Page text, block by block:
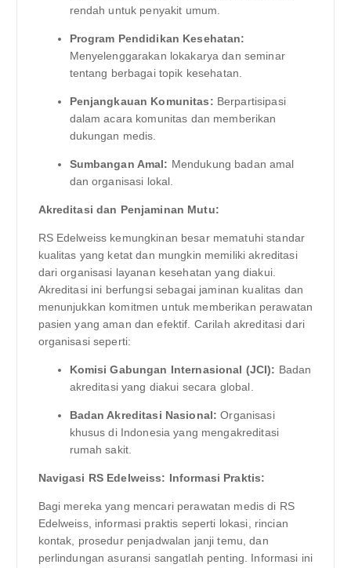
rendah untuk penyakit umum.
Program Pendidikan Kesehatan:
Menyelenggarakan lokakarya dan seminar
tentang berbagai topik kesehatan.
Penjangkauan Komunitas: Berpartisipasi
dalam acara komunitas dan memberikan
dukungan medis.
Sumbangan Amal: Mendukung badan amal
dan organisasi lokal.
Akreditasi dan Penjaminan Mutu:
RS Edelweiss kemungkinan besar mematuhi standar
kualitas yang ketat dan mungkin memiliki akreditasi
dari organisasi layanan kesehatan yang diakui.
Akreditasi ini berfungsi sebagai jaminan kualitas dan
menunjukkan komitmen untuk memberikan perawatan
pasien yang aman dan efektif. Carilah akreditasi dari
organisasi seperti:
Komisi Gabungan Internasional (JCI): Badan
akreditasi yang diakui secara global.
Badan Akreditasi Nasional: Organisasi
khusus di Indonesia yang mengakreditasi
rumah sakit.
Navigasi RS Edelweiss: Informasi Praktis:
Bagi mereka yang mencari perawatan medis di RS
Edelweiss, informasi praktis seperti lokasi, rincian
kontak, prosedur penjadwalan janji temu, dan
perlindungan asuransi sangatlah penting. Informasi ini